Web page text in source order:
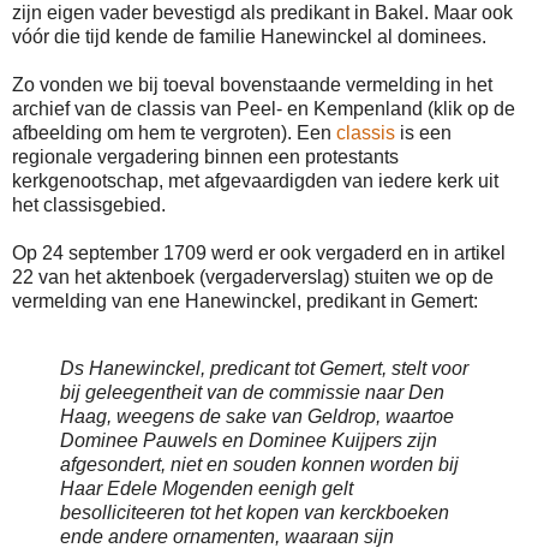
zijn eigen vader bevestigd als predikant in Bakel. Maar ook
vóór die tijd kende de familie Hanewinckel al dominees.
Zo vonden we bij toeval bovenstaande vermelding in het
archief van de classis van Peel- en Kempenland (klik op de
afbeelding om hem te vergroten). Een classis is een
regionale vergadering binnen een protestants
kerkgenootschap, met afgevaardigden van iedere kerk uit
het classisgebied.
Op 24 september 1709 werd er ook vergaderd en in artikel
22 van het aktenboek (vergaderverslag) stuiten we op de
vermelding van ene Hanewinckel, predikant in Gemert:
Ds Hanewinckel, predicant tot Gemert, stelt voor
bij geleegentheit van de commissie naar Den
Haag, weegens de sake van Geldrop, waartoe
Dominee Pauwels en Dominee Kuijpers zijn
afgesondert, niet en souden konnen worden bij
Haar Edele Mogenden eenigh gelt
besolliciteeren tot het kopen van kerckboeken
ende andere ornamenten, waaraan sijn